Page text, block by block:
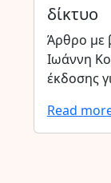
δίκτυο
Άρθρο με
Ιωάννη
έκδοσης
Read